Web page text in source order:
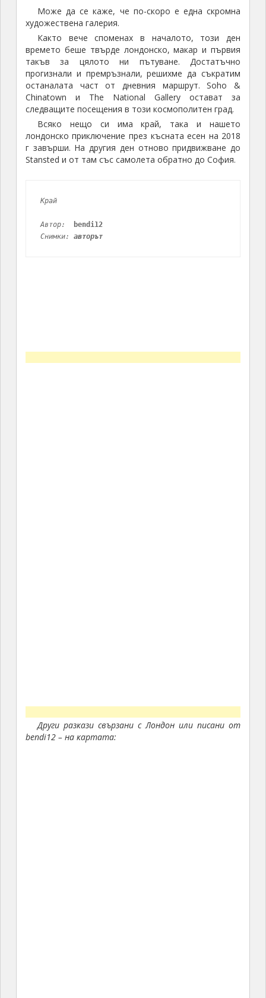
Може да се каже, че по-скоро е една скромна
художествена галерия.
Както вече споменах в началото, този ден
времето беше твърде лондонско, макар и първия
такъв за цялото ни пътуване. Достатъчно
прогизнали и премръзнали, решихме да съкратим
останалата част от дневния маршрут. Soho &
Chinatown и The National Gallery остават за
следващите посещения в този космополитен град.
Всяко нещо си има край, така и нашето
лондонско приключение през късната есен на 2018
г завърши. На другия ден отново придвижване до
Stansted и от там със самолета обратно до София.
Край
Автор:
bendi12
Снимки: авторът
Други разкази свързани с Лондон или писани от
bendi12 – на картата: